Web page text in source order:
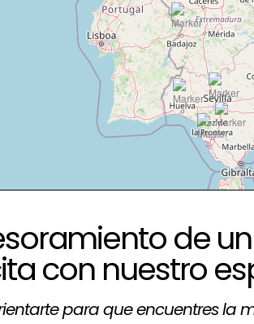
de
con nuestro
para que encuentres la